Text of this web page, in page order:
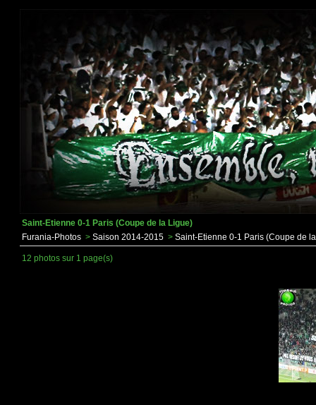
Saint-Etienne 0-1 Paris (Coupe de la Ligue)
Furania-Photos > Saison 2014-2015 > Saint-Etienne 0-1 Paris (Coupe de
12 photos sur 1 page(s)